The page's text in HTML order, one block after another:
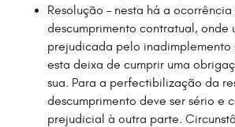
Resolução – nesta há a ocorrência
descumprimento contratual, onde
prejudicada pelo inadimplemento
esta deixa de cumprir uma
sua. Para a perfectibilização da
descumprimento deve ser sério e
prejudicial à outra parte.